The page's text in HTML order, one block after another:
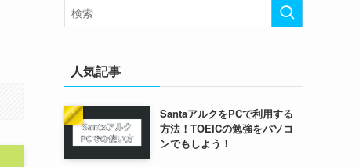
人気記事
SantaアルクをPCで利用する
方法！TOEICの勉強をパソコ
ンでもしよう！